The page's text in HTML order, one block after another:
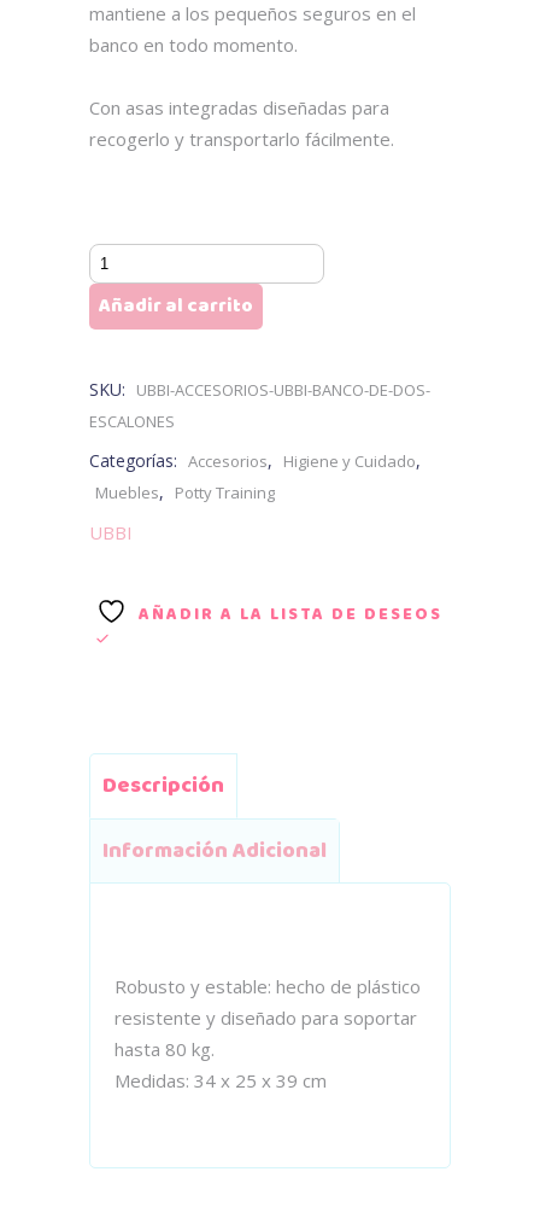
mantiene a los pequeños seguros en el
banco en todo momento.
Con asas integradas diseñadas para
recogerlo y transportarlo fácilmente.
UBBI
Taburete
de
Escalones
cantidad
Añadir al carrito
SKU:
UBBI-ACCESORIOS-UBBI-BANCO-DE-DOS-
ESCALONES
Categorías: Accesorios, Higiene y Cuidado,
Muebles, Potty Training
UBBI
AÑADIR A LA LISTA DE DESEOS
Descripción
Información Adicional
Robusto y estable: hecho de plástico
resistente y diseñado para soportar
hasta 80 kg.
Medidas: 34 x 25 x 39 cm